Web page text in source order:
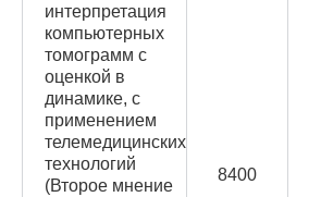
интерпретация
компьютерных
томограмм с
оценкой в
динамике, с
применением
телемедицинских
технологий
(Второе мнение
8400